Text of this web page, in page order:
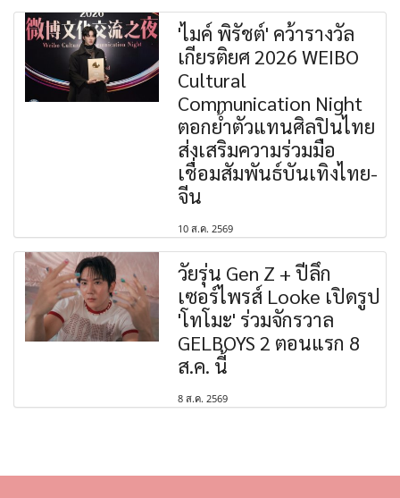
'ไมค์ พิรัชต์' คว้ารางวัล
เกียรติยศ 2026 WEIBO
Cultural
Communication Night
ตอกย้ำตัวแทนศิลปินไทย
ส่งเสริมความร่วมมือ
เชื่อมสัมพันธ์บันเทิงไทย-
จีน
10 ส.ค. 2569
วัยรุ่น Gen Z + ปีลึก
เซอร์ไพรส์ Looke เปิดรูป
'โทโมะ' ร่วมจักรวาล
GELBOYS 2 ตอนแรก 8
ส.ค. นี้
8 ส.ค. 2569